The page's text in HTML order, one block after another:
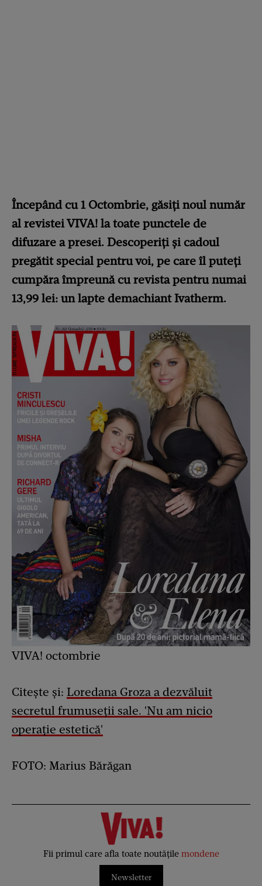
Începând cu 1 Octombrie, găsiți noul număr
al revistei VIVA! la toate punctele de
difuzare a presei. Descoperiți și cadoul
pregătit special pentru voi, pe care îl puteți
cumpăra împreună cu revista pentru numai
13,99 lei: un lapte demachiant Ivatherm.
VIVA! octombrie
Citește și: Loredana Groza a dezvăluit
secretul frumuseții sale. 'Nu am nicio
operație estetică'
FOTO: Marius Bărăgan
Fii primul care afla toate noutățile mondene
Newsletter